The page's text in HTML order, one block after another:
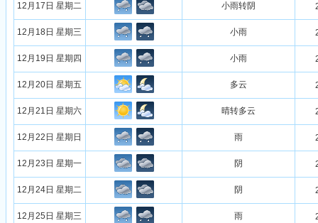
12月17日 星期二 小雨转阴
12月18日 星期三 小雨
12月19日 星期四 小雨
12月20日 星期五 多云
12月21日 星期六 晴转多云
12月22日 星期日 雨
12月23日 星期一 阴
12月24日 星期二 阴
12月25日 星期三 雨